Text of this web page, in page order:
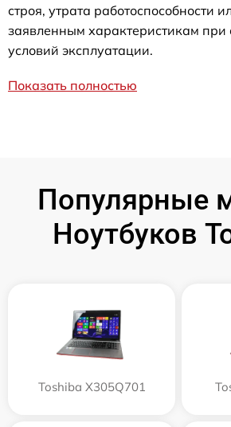
строя, утрата работоспособности
заявленным характеристикам
условий эксплуатации.
Показать полностью
Популярные
Ноутбуков
Toshiba X305Q701